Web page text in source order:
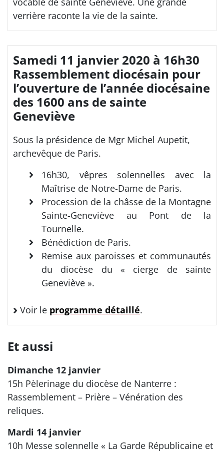
verrière raconte la vie de la sainte.
Samedi 11 janvier 2020 à 16h30
Rassemblement diocésain pour
l’ouverture de l’année diocésaine
des 1600 ans de sainte
Geneviève
Sous la présidence de Mgr Michel Aupetit,
archevêque de Paris.
16h30, vêpres solennelles avec la
Maîtrise de Notre-Dame de Paris.
Procession de la châsse de la Montagne
Sainte-Geneviève au Pont de la
Tournelle.
Bénédiction de Paris.
Remise aux paroisses et communautés
du diocèse du « cierge de sainte
Geneviève ».
Voir le programme détaillé.
Et aussi
Dimanche 12 janvier
15h Pèlerinage du diocèse de Nanterre :
Rassemblement – Prière – Vénération des
reliques.
Mardi 14 janvier
10h Messe solennelle « La Garde Républicaine et